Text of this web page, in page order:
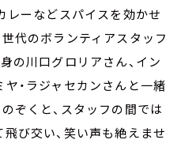
レーなどスパイスを効かせ
代のボランティアスタッフ
の川口グロリアさん、イン
・ラジャセカンさんと一緒
ぞくと、スタッフの間では
び交い、笑い声も絶えませ